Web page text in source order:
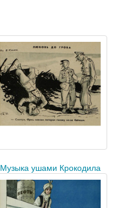
Музыка ушами Крокодила